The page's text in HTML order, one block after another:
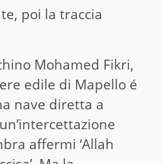
poi la traccia
Mohamed Fikri,
edile di Mapello é
nave diretta a
affermi ‘Allah